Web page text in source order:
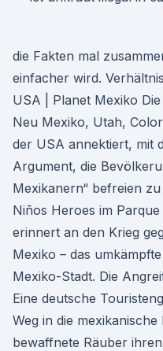
die Fakten mal
einfacher wird.
USA | Planet Mexiko
Neu Mexiko, Utah,
der USA annektiert, mit
Argument, die
Mexikanern“ befreien
Niños Heroes im
erinnert an den Krieg
Mexiko – das
Mexiko-Stadt. Die
Eine deutsche
Weg in die
bewaffnete Räuber